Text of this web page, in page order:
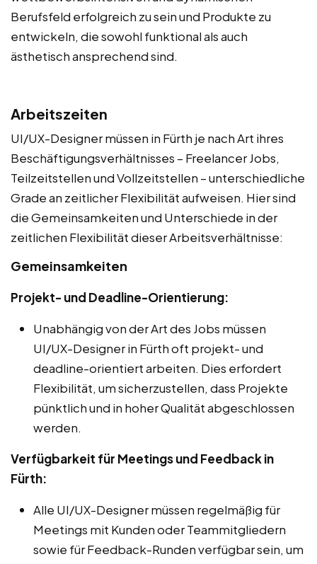
Berufsfeld erfolgreich zu sein und Produkte zu
entwickeln, die sowohl funktional als auch
ästhetisch ansprechend sind.
Arbeitszeiten
UI/UX-Designer müssen in Fürth je nach Art ihres
Beschäftigungsverhältnisses – Freelancer Jobs,
Teilzeitstellen und Vollzeitstellen – unterschiedliche
Grade an zeitlicher Flexibilität aufweisen. Hier sind
die Gemeinsamkeiten und Unterschiede in der
zeitlichen Flexibilität dieser Arbeitsverhältnisse:
Gemeinsamkeiten
Projekt- und Deadline-Orientierung:
Unabhängig von der Art des Jobs müssen
UI/UX-Designer in Fürth oft projekt- und
deadline-orientiert arbeiten. Dies erfordert
Flexibilität, um sicherzustellen, dass Projekte
pünktlich und in hoher Qualität abgeschlossen
werden.
Verfügbarkeit für Meetings und Feedback in
Fürth:
Alle UI/UX-Designer müssen regelmäßig für
Meetings mit Kunden oder Teammitgliedern
sowie für Feedback-Runden verfügbar sein, um